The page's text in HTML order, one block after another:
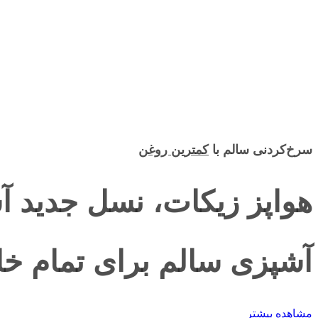
سرخ‌کردنی سالم باکمترین روغن
هواپز زیکات، نسل جدید
آشپزی سالم برای تمام
مشاهده بیشتر